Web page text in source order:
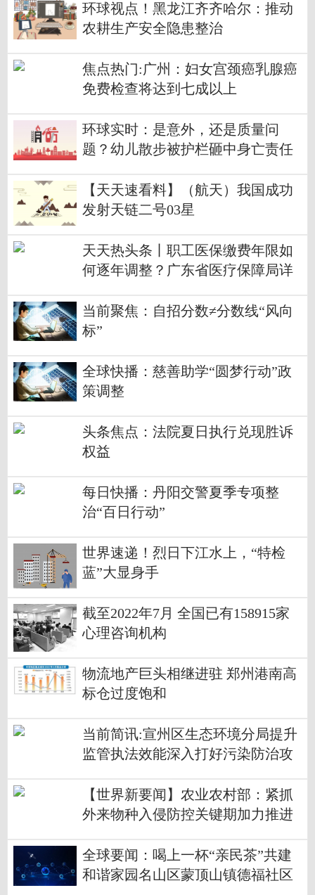
环球视点！黑龙江齐齐哈尔：推动
农耕生产安全隐患整治
焦点热门:广州：妇女宫颈癌乳腺癌
免费检查将达到七成以上
环球实时：是意外，还是质量问
题？幼儿散步被护栏砸中身亡责任
【天天速看料】（航天）我国成功
发射天链二号03星
天天热头条丨职工医保缴费年限如
何逐年调整？广东省医疗保障局详
当前聚焦：自招分数≠分数线“风向
标”
全球快播：慈善助学“圆梦行动”政
策调整
头条焦点：法院夏日执行兑现胜诉
权益
每日快播：丹阳交警夏季专项整
治“百日行动”
世界速递！烈日下江水上，“特检
蓝”大显身手
截至2022年7月 全国已有158915家
心理咨询机构
物流地产巨头相继进驻 郑州港南高
标仓过度饱和
当前简讯:宣州区生态环境分局提升
监管执法效能深入打好污染防治攻
【世界新要闻】农业农村部：紧抓
外来物种入侵防控关键期加力推进
全球要闻：喝上一杯“亲民茶”共建
和谐家园名山区蒙顶山镇德福社区